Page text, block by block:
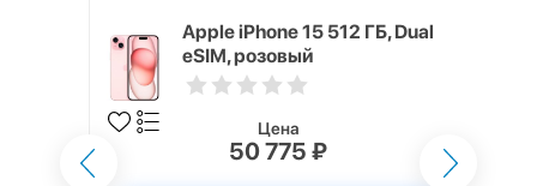
Apple iPhone 15 512 ГБ, Dual
eSIM, розовый
Цена
50 775 ₽